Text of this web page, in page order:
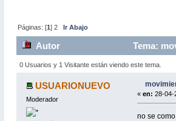
Páginas: [1] 2 Ir Abajo
Autor Tema:
0 Usuarios y 1 Visitante están viendo este tema.
USUARIONUEVO
Moderador
«en: 28-04-
no se